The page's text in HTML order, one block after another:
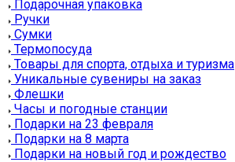
Подарочная упаковка
Ручки
Сумки
Термопосуда
Товары для спорта, отдыха и туризма
Уникальные сувениры на заказ
Флешки
Часы и погодные станции
Подарки на 23 февраля
Подарки на 8 марта
Подарки на новый год и рождество